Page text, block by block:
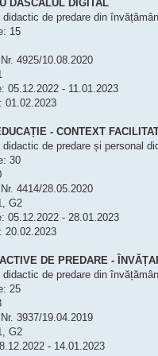
DASCĂLUL DIGITAL
de predare din
15
4925/10.08.2020
05.12.2022 - 11.01.2023
01.02.2023
- CONTEXT
de predare și personal
30
4414/28.05.2020
G2
05.12.2022 - 28.01.2023
20.02.2023
DE PREDARE -
de predare din
25
3937/19.04.2019
G2
- 14.01.2023